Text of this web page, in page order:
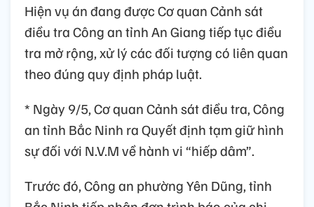
Hiện vụ án đang được Cơ quan Cảnh sát
điều tra Công an tỉnh An Giang tiếp tục điều
tra mở rộng, xử lý các đối tượng có liên quan
theo đúng quy định pháp luật.
* Ngày 9/5, Cơ quan Cảnh sát điều tra, Công
an tỉnh Bắc Ninh ra Quyết định tạm giữ hình
sự đối với N.V.M về hành vi “hiếp dâm”.
Trước đó, Công an phường Yên Dũng, tỉnh